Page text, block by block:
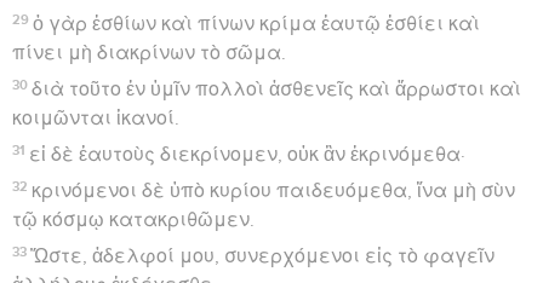
29 ὁ γὰρ ἐσθίων καὶ πίνων κρίμα ἑαυτῷ ἐσθίει καὶ
πίνει μὴ διακρίνων τὸ σῶμα.
30 διὰ τοῦτο ἐν ὑμῖν πολλοὶ ἀσθενεῖς καὶ ἄρρωστοι καὶ
κοιμῶνται ἱκανοί.
31 εἰ δὲ ἑαυτοὺς διεκρίνομεν, οὐκ ἂν ἐκρινόμεθα·
32 κρινόμενοι δὲ ὑπὸ κυρίου παιδευόμεθα, ἵνα μὴ σὺν
τῷ κόσμῳ κατακριθῶμεν.
33 Ὥστε, ἀδελφοί μου, συνερχόμενοι εἰς τὸ φαγεῖν